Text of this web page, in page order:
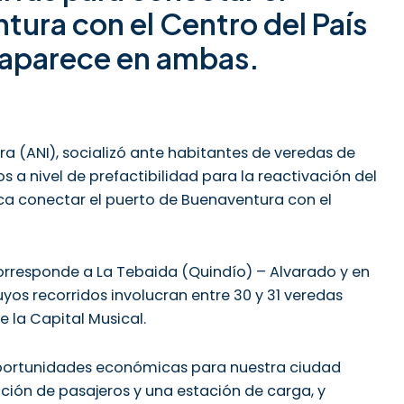
con el Centro del País
en ambas.
(ANI), socializó ante habitantes de veredas de
a nivel de prefactibilidad para la reactivación del
conectar el puerto de Buenaventura con el
a La Tebaida (Quindío) – Alvarado y en
recorridos involucran entre 30 y 31 veredas
la Capital Musical.
económicas para nuestra ciudad
de pasajeros y una estación de carga, y